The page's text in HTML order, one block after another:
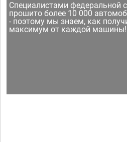
Специалистами федеральной
прошито более 10 000
- поэтому мы знаем, как
максимум от каждой машины!